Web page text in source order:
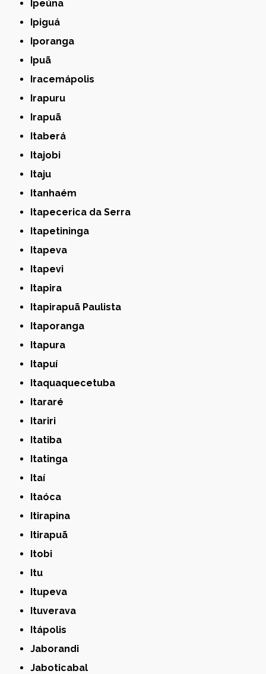
Ipeúna
Ipiguá
Iporanga
Ipuã
Iracemápolis
Irapuru
Irapuã
Itaberá
Itajobi
Itaju
Itanhaém
Itapecerica da Serra
Itapetininga
Itapeva
Itapevi
Itapira
Itapirapuã Paulista
Itaporanga
Itapura
Itapuí
Itaquaquecetuba
Itararé
Itariri
Itatiba
Itatinga
Itaí
Itaóca
Itirapina
Itirapuã
Itobi
Itu
Itupeva
Ituverava
Itápolis
Jaborandi
Jaboticabal